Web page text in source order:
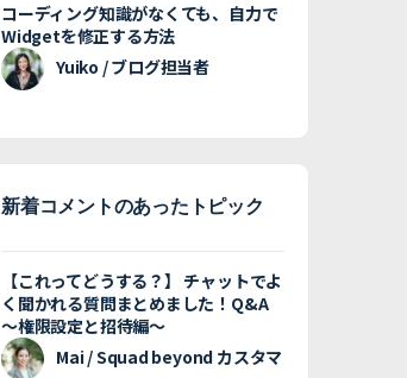
コーディング知識がなくても、自力で
Widgetを修正する方法
Yuiko / ブログ担当者
新着コメントのあったトピック
【これってどうする？】 チャットでよ
く聞かれる質問まとめました！Q&A
〜権限設定と招待編〜
Mai / Squad beyond カスタマ